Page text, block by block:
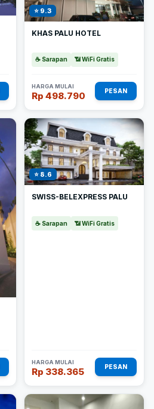
⭐ 9.3
KHAS PALU HOTEL
☕ Sarapan 📶 WiFi Gratis
HARGA MULAI
Rp 498.790 PESAN
⭐ 8.6
SWISS-BELEXPRESS PALU
☕ Sarapan 📶 WiFi Gratis
HARGA MULAI
Rp 338.365 PESAN